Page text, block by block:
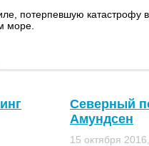
потерпевшую
море.
Северный
Амундсен
15 октября